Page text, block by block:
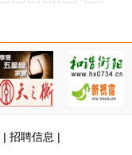
| 招聘信息 |